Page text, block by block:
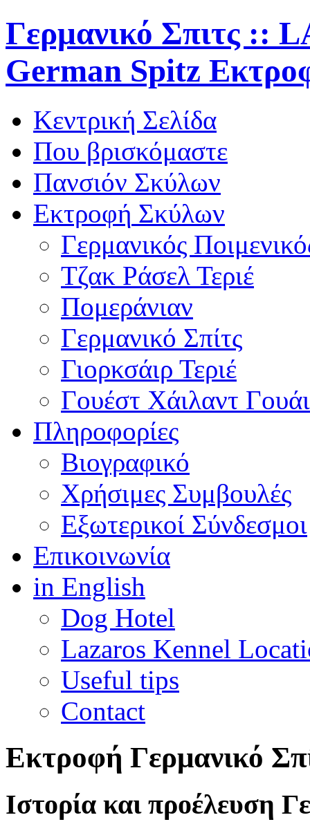
Γερμανικό Σπιτς ::
German Spitz
Κεντρική Σελίδα
Που βρισκόμαστε
Πανσιόν Σκύλων
Εκτροφή Σκύλων
Γερμανικός
Τζακ Ράσελ Τεριέ
Πομεράνιαν
Γερμανικό Σπίτς
Γιορκσάιρ Τεριέ
Γουέστ Χάιλαντ
Πληροφορίες
Βιογραφικό
Χρήσιμες Συμβουλές
Εξωτερικοί Σύνδεσμοι
Επικοινωνία
in English
Dog Hotel
Lazaros Kennel
Useful tips
Contact
Εκτροφή Γερμανικό
Ιστορία και προέλευση